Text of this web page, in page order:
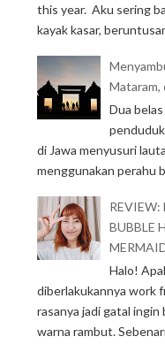
this year. Aku sering
kayak kasar,
Mataram,
Dua
di Jawa menyusuri
menggunakan perahu
REVIEW:
BUBBLE
Halo!
diberlakukannya work
rasanya jadi gatal ingin
warna rambut.